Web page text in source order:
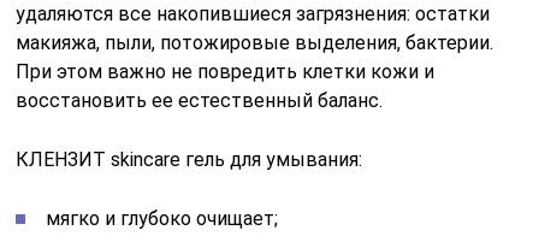
удаляются все накопившиеся загрязнения: остатки
макияжа, пыли, потожировые выделения, бактерии.
При этом важно не повредить клетки кожи и
восстановить ее естественный баланс.
КЛЕНЗИТ skincare гель для умывания:
мягко и глубоко очищает;